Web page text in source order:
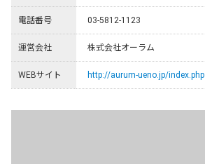
電話番号 03-5812-1123
運営会社 株式会社オーラム
WEBサイト http://aurum-ueno.jp/index.php